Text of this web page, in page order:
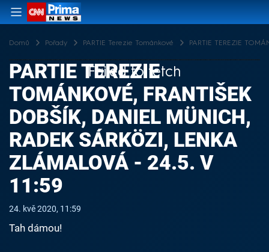
Domů Pořady PARTIE Terezie Tománkové PARTIE TEREZIE
Failed to fetch
PARTIE TEREZIE
TOMÁNKOVÉ, FRANTIŠEK
DOBŠÍK, DANIEL MÜNICH,
RADEK SÁRKÖZI, LENKA
ZLÁMALOVÁ - 24.5. V
11:59
24. kvě 2020, 11:59
Tah dámou!